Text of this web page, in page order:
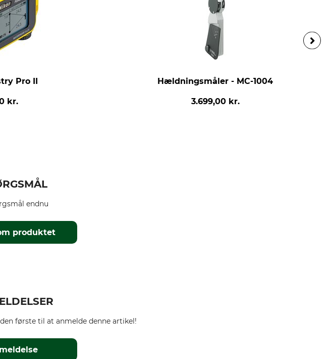
Pro II
kr.
Hældningsmåler - MC-1004
3.699,00 kr.
produktet
endnu
første til at anmelde denne artikel!